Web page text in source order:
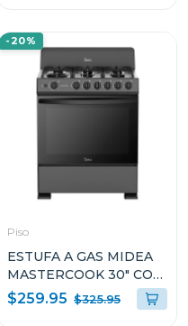
-20%
Piso
ESTUFA A GAS MIDEA
MASTERCOOK 30" CON
HORNO Y 6
QUEMADORES
$259.95 $325.95